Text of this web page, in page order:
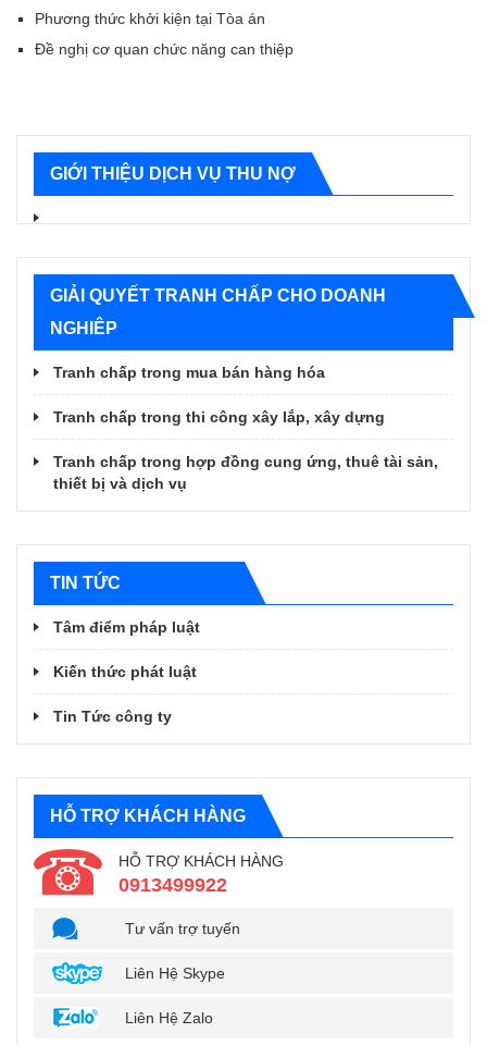
Phương thức khởi kiện tại Tòa án
Đề nghị cơ quan chức năng can thiệp
GIỚI THIỆU DỊCH VỤ THU NỢ
GIẢI QUYẾT TRANH CHẤP CHO DOANH
NGHIÊP
Tranh chấp trong mua bán hàng hóa
Tranh chấp trong thi công xây lắp, xây dựng
Tranh chấp trong hợp đồng cung ứng, thuê tài sản,
thiết bị và dịch vụ
TIN TỨC
Tâm điểm pháp luật
Kiến thức phát luật
Tin Tức công ty
HỖ TRỢ KHÁCH HÀNG
HỖ TRỢ KHÁCH HÀNG
0913499922
Tư vấn trợ tuyến
Liên Hệ Skype
Liên Hệ Zalo